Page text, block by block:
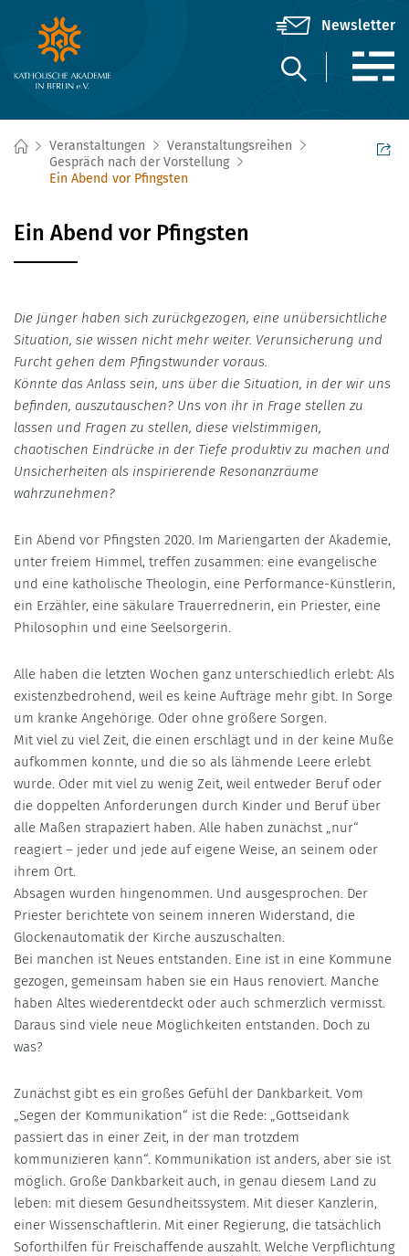
Veranstaltungen
Veranstaltungsreihen
Gespräch nach der Vorstellung
Ein Abend vor Pfingsten
Ein Abend vor Pfingsten
Die Jünger haben sich zurückgezogen, eine unübersichtliche
Situation, sie wissen nicht mehr weiter. Verunsicherung und
Furcht gehen dem Pfingstwunder voraus.
Könnte das Anlass sein, uns über die Situation, in der wir uns
befinden, auszutauschen? Uns von ihr in Frage stellen zu
lassen und Fragen zu stellen, diese vielstimmigen,
chaotischen Eindrücke in der Tiefe produktiv zu machen und
Unsicherheiten als inspirierende Resonanzräume
wahrzunehmen?
Ein Abend vor Pfingsten 2020. Im Mariengarten der Akademie,
unter freiem Himmel, treffen zusammen: eine evangelische
und eine katholische Theologin, eine Performance-Künstlerin,
ein Erzähler, eine säkulare Trauerrednerin, ein Priester, eine
Philosophin und eine Seelsorgerin.
Alle haben die letzten Wochen ganz unterschiedlich erlebt: Als
existenzbedrohend, weil es keine Aufträge mehr gibt. In Sorge
um kranke Angehörige. Oder ohne größere Sorgen.
Mit viel zu viel Zeit, die einen erschlägt und in der keine Muße
aufkommen konnte, und die so als lähmende Leere erlebt
wurde. Oder mit viel zu wenig Zeit, weil entweder Beruf oder
die doppelten Anforderungen durch Kinder und Beruf über
alle Maßen strapaziert haben. Alle haben zunächst „nur“
reagiert – jeder und jede auf eigene Weise, an seinem oder
ihrem Ort.
Absagen wurden hingenommen. Und ausgesprochen. Der
Priester berichtete von seinem inneren Widerstand, die
Glockenautomatik der Kirche auszuschalten.
Bei manchen ist Neues entstanden. Eine ist in eine Kommune
gezogen, gemeinsam haben sie ein Haus renoviert. Manche
haben Altes wiederentdeckt oder auch schmerzlich vermisst.
Daraus sind viele neue Möglichkeiten entstanden. Doch zu
was?
Zunächst gibt es ein großes Gefühl der Dankbarkeit. Vom
„Segen der Kommunikation“ ist die Rede: „Gottseidank
passiert das in einer Zeit, in der man trotzdem
kommunizieren kann“. Kommunikation ist anders, aber sie ist
möglich. Große Dankbarkeit auch, in genau diesem Land zu
leben: mit diesem Gesundheitssystem. Mit dieser Kanzlerin,
einer Wissenschaftlerin. Mit einer Regierung, die tatsächlich
Soforthilfen für Freischaffende auszahlt. Welche Verpflichtung